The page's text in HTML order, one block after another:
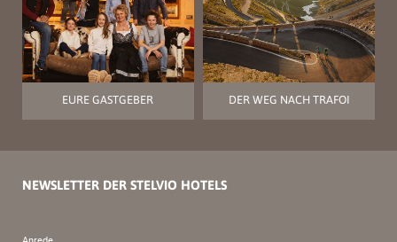
EURE GASTGEBER DER WEG NACH TRAFOI
NEWSLETTER DER STELVIO HOTELS